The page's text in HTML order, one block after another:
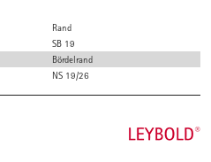
Rand
SB 19
Bördelrand
NS 19/26